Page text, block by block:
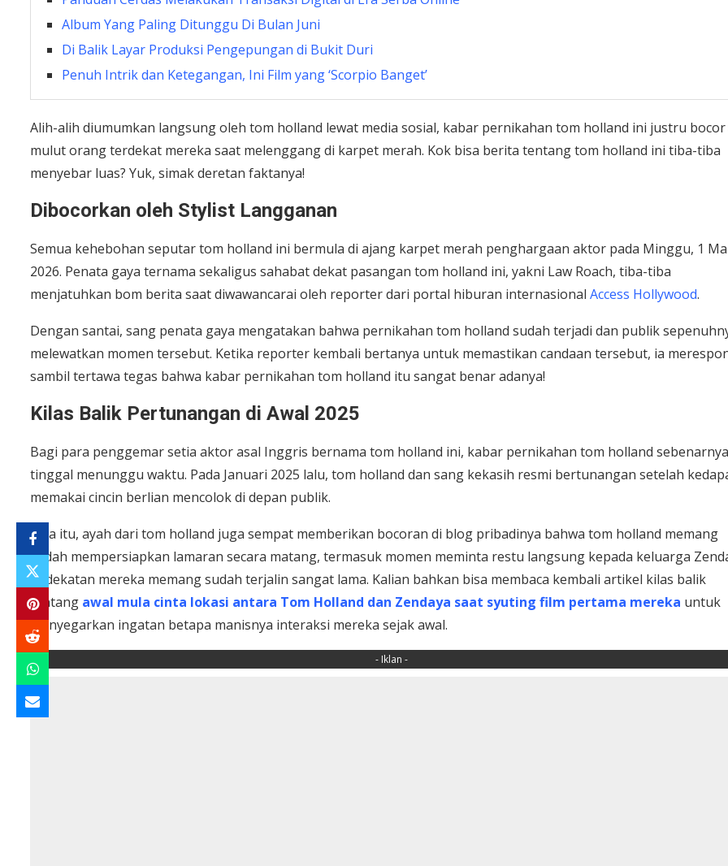
Album Yang Paling Ditunggu Di Bulan Juni
Di Balik Layar Produksi Pengepungan di Bukit Duri
Penuh Intrik dan Ketegangan, Ini Film yang ‘Scorpio Banget’
Alih-alih diumumkan langsung oleh tom holland lewat media sosial, kabar pernikahan tom holland ini justru bocor
mulut orang terdekat mereka saat melenggang di karpet merah. Kok bisa berita tentang tom holland ini tiba-tiba
menyebar luas? Yuk, simak deretan faktanya!
Dibocorkan oleh Stylist Langganan
Semua kehebohan seputar tom holland ini bermula di ajang karpet merah penghargaan aktor pada Minggu, 1
2026. Penata gaya ternama sekaligus sahabat dekat pasangan tom holland ini, yakni Law Roach, tiba-tiba
menjatuhkan bom berita saat diwawancarai oleh reporter dari portal hiburan internasional Access Hollywood.
Dengan santai, sang penata gaya mengatakan bahwa pernikahan tom holland sudah terjadi dan publik
melewatkan momen tersebut. Ketika reporter kembali bertanya untuk memastikan candaan tersebut, ia
sambil tertawa tegas bahwa kabar pernikahan tom holland itu sangat benar adanya!
Kilas Balik Pertunangan di Awal 2025
Bagi para penggemar setia aktor asal Inggris bernama tom holland ini, kabar pernikahan tom holland sebenarnya
tinggal menunggu waktu. Pada Januari 2025 lalu, tom holland dan sang kekasih resmi bertunangan setelah
memakai cincin berlian mencolok di depan publik.
Kala itu, ayah dari tom holland juga sempat memberikan bocoran di blog pribadinya bahwa tom holland memang
sudah mempersiapkan lamaran secara matang, termasuk momen meminta restu langsung kepada keluarga
Kedekatan mereka memang sudah terjalin sangat lama. Kalian bahkan bisa membaca kembali artikel kilas balik
tentang awal mula cinta lokasi antara Tom Holland dan Zendaya saat syuting film pertama mereka untuk
menyegarkan ingatan betapa manisnya interaksi mereka sejak awal.
- Iklan -